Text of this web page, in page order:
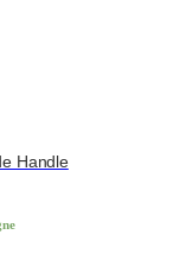
Handle